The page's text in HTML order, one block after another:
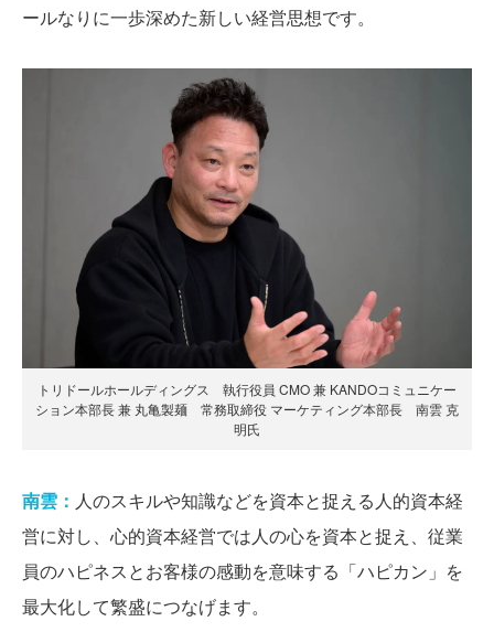
ールなりに一歩深めた新しい経営思想です。
トリドールホールディングス 執行役員 CMO 兼 KANDOコミュニケー
ション本部長 兼 丸亀製麺 常務取締役 マーケティング本部長 南雲 克
明氏
南雲： 人のスキルや知識などを資本と捉える人的資本経
営に対し、心的資本経営では人の心を資本と捉え、従業
員のハピネスとお客様の感動を意味する「ハピカン」を
最大化して繁盛につなげます。